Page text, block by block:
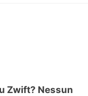
Zwift? Nessun